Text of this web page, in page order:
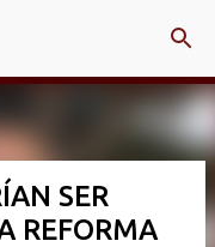
SER
REFORMA